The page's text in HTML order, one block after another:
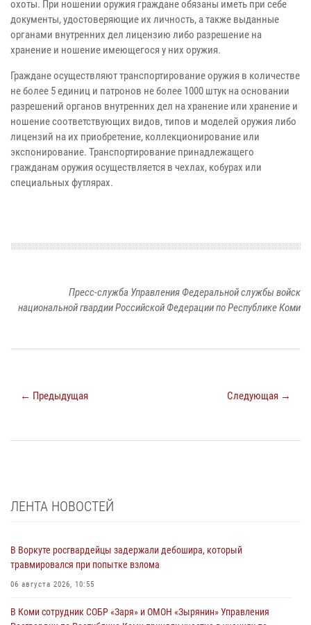
охоты. При ношении оружия граждане обязаны иметь при себе
документы, удостоверяющие их личность, а также выданные
органами внутренних дел лицензию либо разрешение на
хранение и ношение имеющегося у них оружия.
Граждане осуществляют транспортирование оружия в количестве
не более 5 единиц и патронов не более 1000 штук на основании
разрешений органов внутренних дел на хранение или хранение и
ношение соответствующих видов, типов и моделей оружия либо
лицензий на их приобретение, коллекционирование или
экспонирование. Транспортирование принадлежащего
гражданам оружия осуществляется в чехлах, кобурах или
специальных футлярах.
Пресс-служба Управления Федеральной службы войск
национальной гвардии Российской Федерации по Республике Коми
← Предыдущая Следующая →
ЛЕНТА НОВОСТЕЙ
В Воркуте росгвардейцы задержали дебошира, который
травмировался при попытке взлома
06 августа 2026, 10:55
В Коми сотрудник СОБР «Заря» и ОМОН «Зырянин» Управления